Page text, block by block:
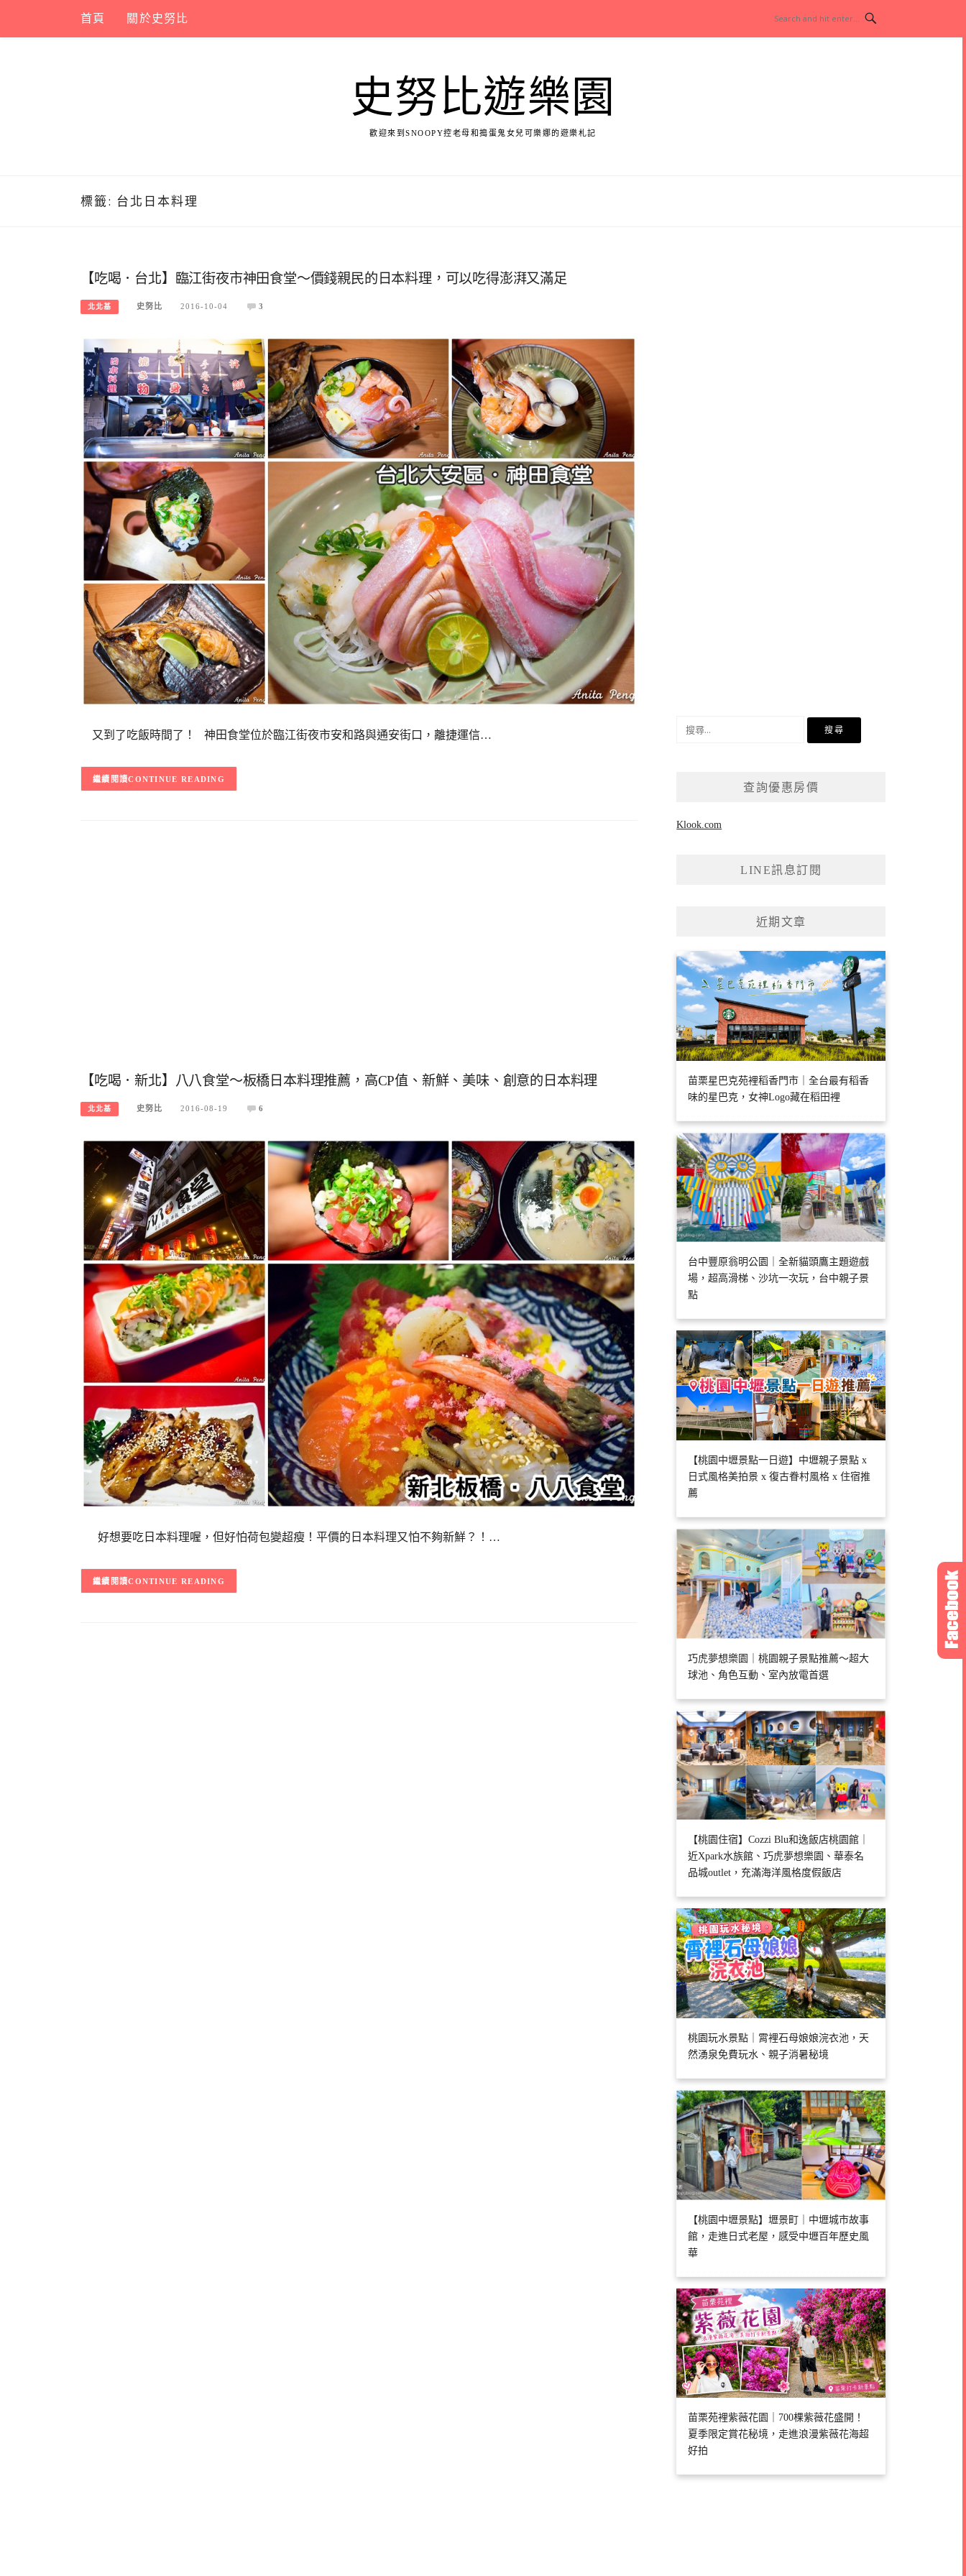
content
首頁 關於史努比
史努比遊樂園
歡迎來到SNOOPY控老母和搗蛋鬼女兒可樂娜的遊樂札記
標籤: 台北日本料理
【吃喝．台北】臨江街夜市神田食堂～價錢親民的日本料理，可以吃得澎湃又滿足
北北基 史努比 2016-10-04 3
又到了吃飯時間了！ 神田食堂位於臨江街夜市安和路與通安街口，離捷運信…
CONTINUE READING
【吃喝．新北】八八食堂～板橋日本料理推薦，高CP值、新鮮、美味、創意的日本料理
北北基 史努比 2016-08-19 6
好想要吃日本料理喔，但好怕荷包變超瘦！平價的日本料理又怕不夠新鮮？！…
CONTINUE READING
查詢優惠房價
Klook.com
LINE訊息訂閱
近期文章
苗栗星巴克苑裡稻香門市｜全台最有稻香
味的星巴克，女神Logo藏在稻田裡
台中豐原翁明公園｜全新貓頭鷹主題遊戲
場，超高滑梯、沙坑一次玩，台中親子景
點
【桃園中壢景點一日遊】中壢親子景點 x
日式風格美拍景 x 復古眷村風格 x 住宿推
薦
巧虎夢想樂園｜桃園親子景點推薦～超大
球池、角色互動、室內放電首選
【桃園住宿】Cozzi Blu和逸飯店桃園館｜
近Xpark水族館、巧虎夢想樂園、華泰名
品城outlet，充滿海洋風格度假飯店
桃園玩水景點｜霄裡石母娘娘浣衣池，天
然湧泉免費玩水、親子消暑秘境
【桃園中壢景點】壢景町｜中壢城市故事
館，走進日式老屋，感受中壢百年歷史風
華
苗栗苑裡紫薇花園｜700棵紫薇花盛開！
夏季限定賞花秘境，走進浪漫紫薇花海超
好拍